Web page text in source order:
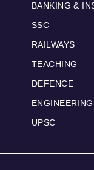
BANKING &
SSC
RAILWAYS
TEACHING
DEFENCE
ENGINEERING
UPSC